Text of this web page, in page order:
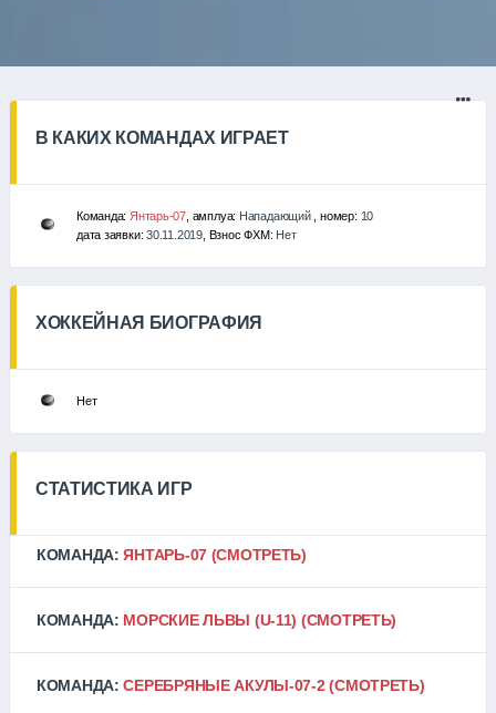
В КАКИХ КОМАНДАХ ИГРАЕТ
Команда: Янтарь-07 , амплуа: Нападающий, номер: 10
дата заявки:30.11.2019, Взнос ФХМ: Нет
ХОККЕЙНАЯ БИОГРАФИЯ
Нет
СТАТИСТИКА ИГР
КОМАНДА:ЯНТАРЬ-07 (СМОТРЕТЬ)
КОМАНДА: МОРСКИЕ ЛЬВЫ (U-11) (СМОТРЕТЬ)
КОМАНДА:СЕРЕБРЯНЫЕ АКУЛЫ-07-2 (СМОТРЕТЬ)